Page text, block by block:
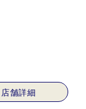
店舗詳細